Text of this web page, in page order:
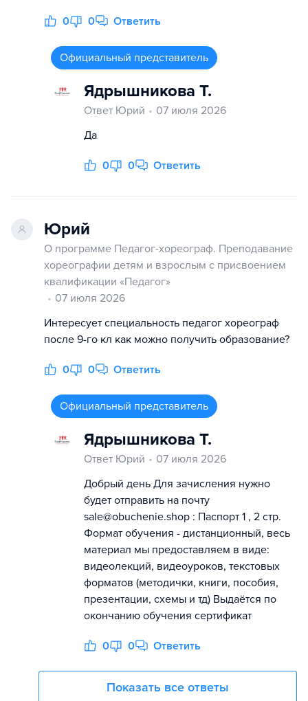
0 0 Ответить
Официальный представитель
Ядрышникова Т.
Ответ Юрий
07 июля 2026
Да
0 0 Ответить
Юрий
О программе Педагог-хореограф. Преподавание
хореографии детям и взрослым с присвоением
квалификации «Педагог»
07 июля 2026
Интересует специальность педагог хореограф
после 9-го кл как можно получить образование?
0 0 Ответить
Официальный представитель
Ядрышникова Т.
Ответ Юрий
07 июля 2026
Добрый день Для зачисления нужно
будет отправить на почту
sale@obuchenie.shop : Паспорт 1 , 2 стр.
Формат обучения - дистанционный, весь
материал мы предоставляем в виде:
видеолекций, видеоуроков, текстовых
форматов (методички, книги, пособия,
презентации, схемы и тд) Выдаётся по
окончанию обучения сертификат
0 0 Ответить
Показать все ответы